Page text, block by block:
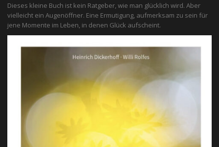
Dieses kleine Buch ist kein Ratgeber, wie man glücklich wird. Aber
vielleicht ein Augenöffner. Eine Ermutigung, aufmerksam zu sein für
jene Momente im Leben, in denen Glück aufscheint.